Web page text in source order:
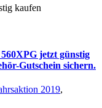
jetzt günstig
Gutschein sichern.
2019,